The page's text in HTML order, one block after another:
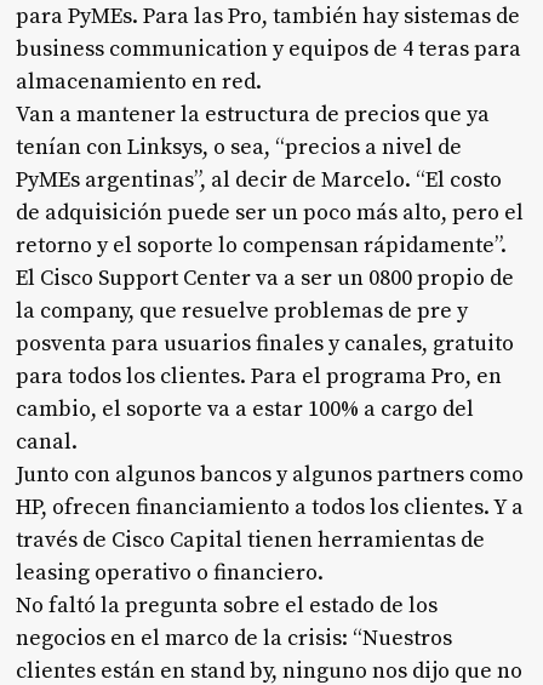
para PyMEs. Para las Pro, también hay sistemas de
business communication y equipos de 4 teras para
almacenamiento en red.
Van a mantener la estructura de precios que ya
tenían con Linksys, o sea, “precios a nivel de
PyMEs argentinas”, al decir de Marcelo. “El costo
de adquisición puede ser un poco más alto, pero el
retorno y el soporte lo compensan rápidamente”.
El Cisco Support Center va a ser un 0800 propio de
la company, que resuelve problemas de pre y
posventa para usuarios finales y canales, gratuito
para todos los clientes. Para el programa Pro, en
cambio, el soporte va a estar 100% a cargo del
canal.
Junto con algunos bancos y algunos partners como
HP, ofrecen financiamiento a todos los clientes. Y a
través de Cisco Capital tienen herramientas de
leasing operativo o financiero.
No faltó la pregunta sobre el estado de los
negocios en el marco de la crisis: “Nuestros
clientes están en stand by, ninguno nos dijo que no